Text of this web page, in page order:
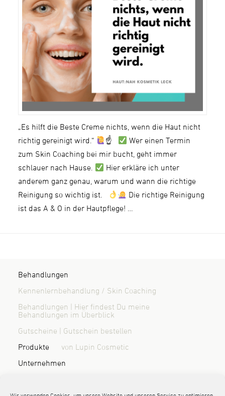
„Es hilft die Beste Creme nichts, wenn die Haut nicht
richtig gereinigt wird.“
☝
Wer einen Termin
zum Skin Coaching bei mir bucht, geht immer
schlauer nach Hause.
Hier erkläre ich unter
anderem ganz genau, warum und wann die richtige
Reinigung so wichtig ist.
Die richtige Reinigung
ist das A & O in der Hautpflege! …
Behandlungen
Kennenlernbehandlung / Skin Coaching
Behandlungen | Hier findest Du meine
Behandlungen im Überblick
Gutscheine | Gutschein bestellen
Produkte
von Lupin Cosmetic
Unternehmen